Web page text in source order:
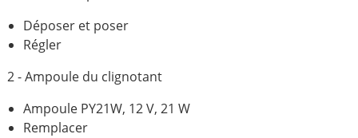
Déposer et poser
Régler
2 - Ampoule du clignotant
Ampoule PY21W, 12 V, 21 W
Remplacer